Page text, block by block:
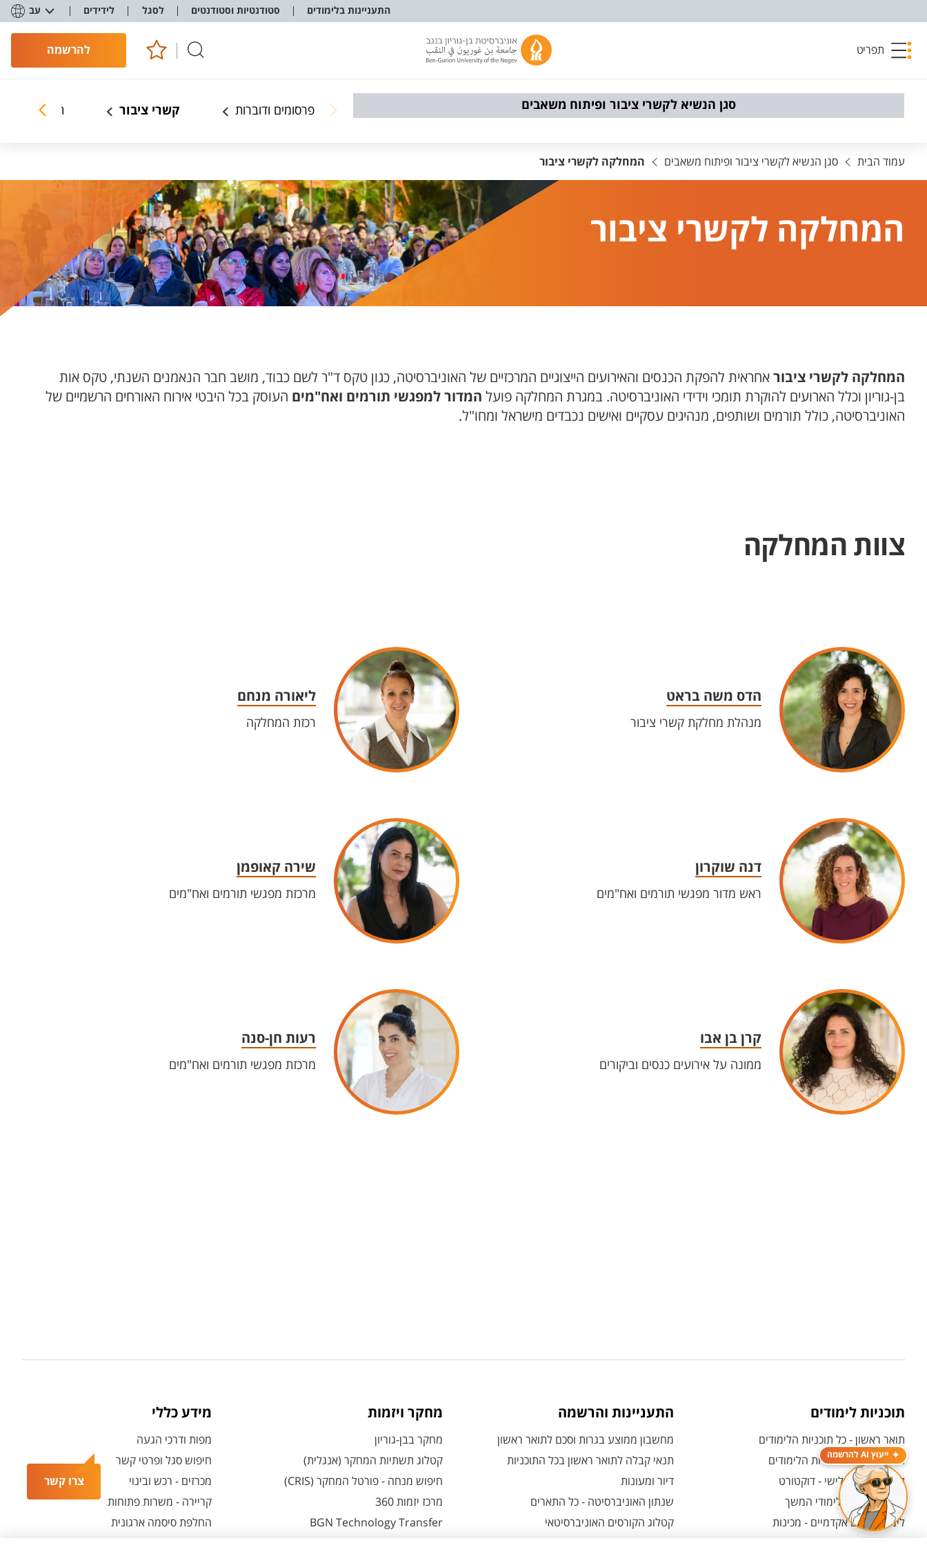
התעניינות בלימודים סטודנטיות וסטודנטים לסגל לידידים עב
תפריט להרשמה
סגן הנשיא לקשרי ציבור ופיתוח משאבים פרסומים ודוברות קשרי ציבור תכנון
צרו קשר
ייעוץ AI להרשמה
עמוד הבית סגן הנשיא לקשרי ציבור ופיתוח משאבים המחלקה לקשרי ציבור
המחלקה לקשרי ציבור
המחלקה לקשרי ציבור אחראית להפקת הכנסים והאירועים הייצוגיים המרכזיים של האוניברסיטה, כגון טקס ד"ר לשם כבוד, מושב חבר הנאמנים השנתי, טקס אות
בן-גוריון וכלל הארועים להוקרת תומכי וידידי האוניברסיטה. במגרת המחלקה פועל המדור למפגשי תורמים ואח"מים העוסק בכל היבטי אירוח האורחים הרשמיים של
האוניברסיטה, כולל תורמים ושותפים, מנהיגים עסקיים ואישים נכבדים מישראל ומחו"ל.
צוות המחלקה
הדס משה בראט
מנהלת מחלקת קשרי ציבור
ליאורה מנחם
רכזת המחלקה
דנה שוקרון
ראש מדור מפגשי תורמים ואח"מים
שירה קאופמן
מרכזת מפגשי תורמים ואח"מים
קרן בן אבו
ממונה על אירועים כנסים וביקורים
רעות חן-סנה
מרכזת מפגשי תורמים ואח"מים
תוכניות לימודים
תואר ראשון - כל תוכניות הלימודים
תואר שני - כל תוכניות הלימודים
לימודי תואר שלישי - דוקטורט
לימודי תעודה ולימודי המשך
לימודים קדם אקדמיים - מכינות
התעניינות והרשמה
מחשבון ממוצע בגרות וסכם לתואר ראשון
תנאי קבלה לתואר ראשון בכל התוכניות
דיור ומעונות
שנתון האוניברסיטה - כל התארים
קטלוג הקורסים האוניברסיטאי
מחקר ויזמות
מחקר בבן-גוריון
קטלוג תשתיות המחקר (אנגלית)
חיפוש מנחה - פורטל המחקר (CRIS)
מרכז יזמות 360
BGN Technology Transfer
מידע כללי
מפות ודרכי הגעה
חיפוש סגל ופרטי קשר
מכרזים - רכש ובינוי
קריירה - משרות פתוחות
החלפת סיסמה ארגונית